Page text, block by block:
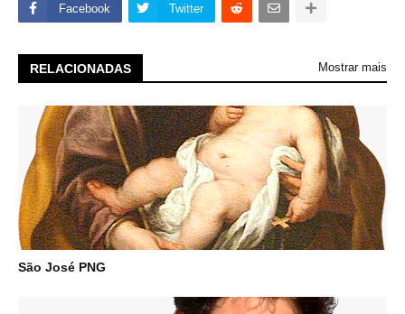
Facebook Twitter
RELACIONADAS Mostrar mais
São José PNG